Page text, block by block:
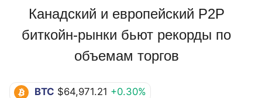
Канадский и европейский P2P
биткойн-рынки бьют рекорды по
объемам торгов
BTC $64,971.21 +0.30%